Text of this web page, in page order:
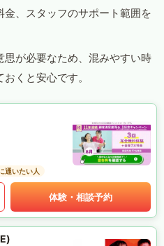
、スタッフのサポート範囲を
が必要なため、混みやすい時
くと安心です。
通いたい人
体験・相談予約